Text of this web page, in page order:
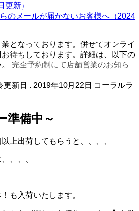
更新）
のメールが届かないお客様へ（2024
となっております。併せてオンライ
待ちしております。詳細は、以下の
完全予約制にて店舗営業のお知ら
更新日 : 2019年10月22日 コーラルラ
準備中～
上出荷してもらうと、、、、
、、、
も入荷いたします。